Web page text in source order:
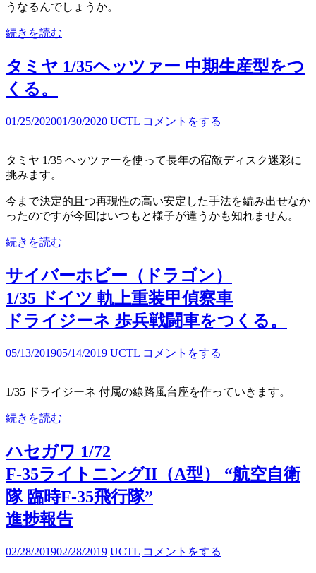
うなるんでしょうか。
続きを読む
タミヤ 1/35ヘッツァー 中期生産型をつ
くる。
01/25/202001/30/2020 UCTL コメントをする
タミヤ 1/35 ヘッツァーを使って長年の宿敵ディスク迷彩に
挑みます。
今まで決定的且つ再現性の高い安定した手法を編み出せなか
ったのですが今回はいつもと様子が違うかも知れません。
続きを読む
サイバーホビー（ドラゴン）
1/35 ドイツ 軌上重装甲偵察車
ドライジーネ 歩兵戦闘車をつくる。
05/13/201905/14/2019 UCTL コメントをする
1/35 ドライジーネ 付属の線路風台座を作っていきます。
続きを読む
ハセガワ 1/72
F-35ライトニングII（A型） “航空自衛
隊 臨時F-35飛行隊”
進捗報告
02/28/201902/28/2019 UCTL コメントをする